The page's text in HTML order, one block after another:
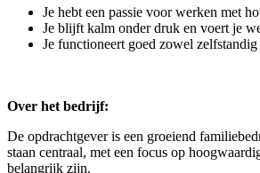
Je hebt een passie voor werken met
Je blijft kalm onder druk en voert je
Je functioneert goed zowel zelfstandig
Over het bedrijf:
De opdrachtgever is een groeiend
staan centraal, met een focus op
belangrijk zijn.